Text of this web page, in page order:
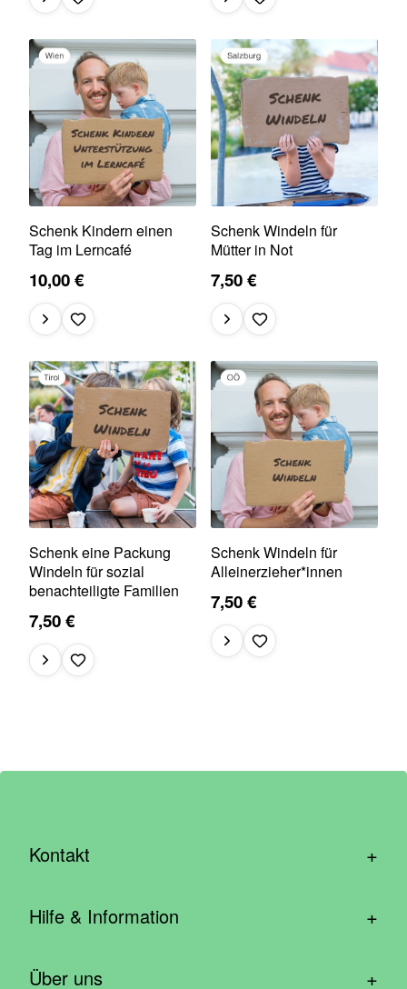
Schenk Kindern einen
Tag im Lerncafé
10,00 €
Schenk Windeln für
Mütter in Not
7,50 €
Schenk eine Packung
Windeln für sozial
benachteiligte Familien
7,50 €
Schenk Windeln für
Alleinerzieher*innen
7,50 €
Kontakt +
Kontaktformular
Hilfe & Information +
Über uns +